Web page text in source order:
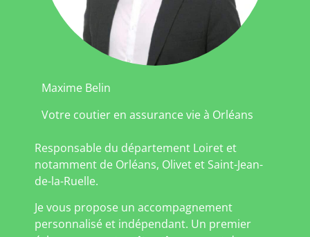
Maxime Belin
Votre coutier en assurance vie à Orléans
Responsable du département Loiret et
notamment de Orléans, Olivet et Saint-Jean-
de-la-Ruelle.
Je vous propose un accompagnement
personnalisé et indépendant. Un premier